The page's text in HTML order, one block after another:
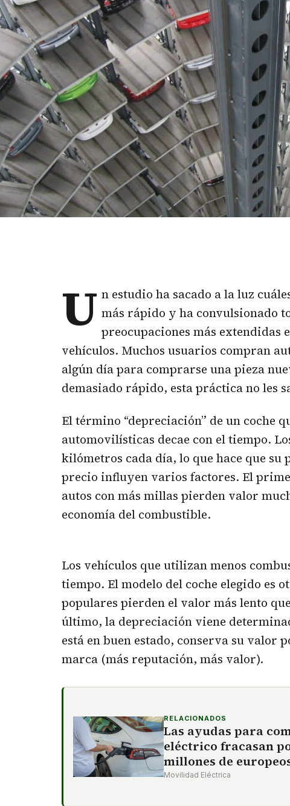
U n estudio ha sacado a la luz
más rápido y ha convulsionado
preocupaciones más
vehículos. Muchos usuarios compran
algún día para comprarse una pieza
demasiado rápido, esta práctica no les
El término “depreciación” de un coche
automovilísticas decae con el tiempo.
kilómetros cada día, lo que hace que
precio influyen varios factores. El
autos con más millas pierden valor
economía del combustible.
Los vehículos que utilizan menos
tiempo. El modelo del coche elegido es
populares pierden el valor más lento
último, la depreciación viene
está en buen estado, conserva su valor
marca (más reputación, más valor).
RELACIONADOS
Las ayudas para
eléctrico fracasan
millones de
Movilidad Eléctrica